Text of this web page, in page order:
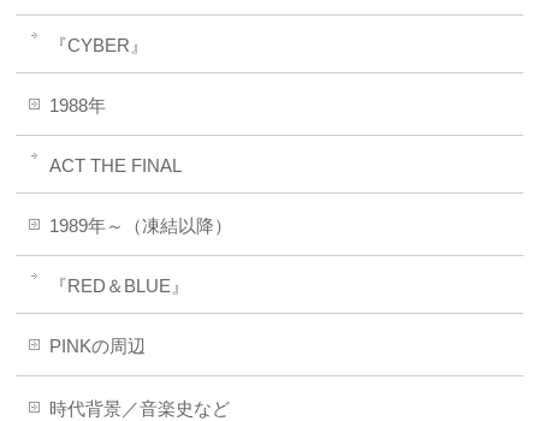
『CYBER』
1988年
ACT THE FINAL
1989年～（凍結以降）
『RED＆BLUE』
PINKの周辺
時代背景／音楽史など